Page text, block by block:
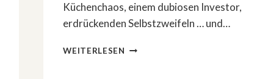
Küchenchaos, einem dubiosen Investor,
erdrückenden Selbstzweifeln … und…
WEITERLESEN NEUER